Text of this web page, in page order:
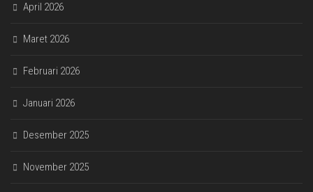
April 2026
Maret 2026
Februari 2026
Januari 2026
Desember 2025
November 2025